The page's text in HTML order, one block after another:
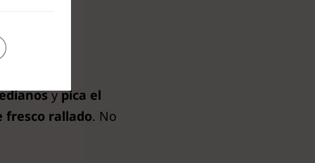
ypica el
fresco rallado. No